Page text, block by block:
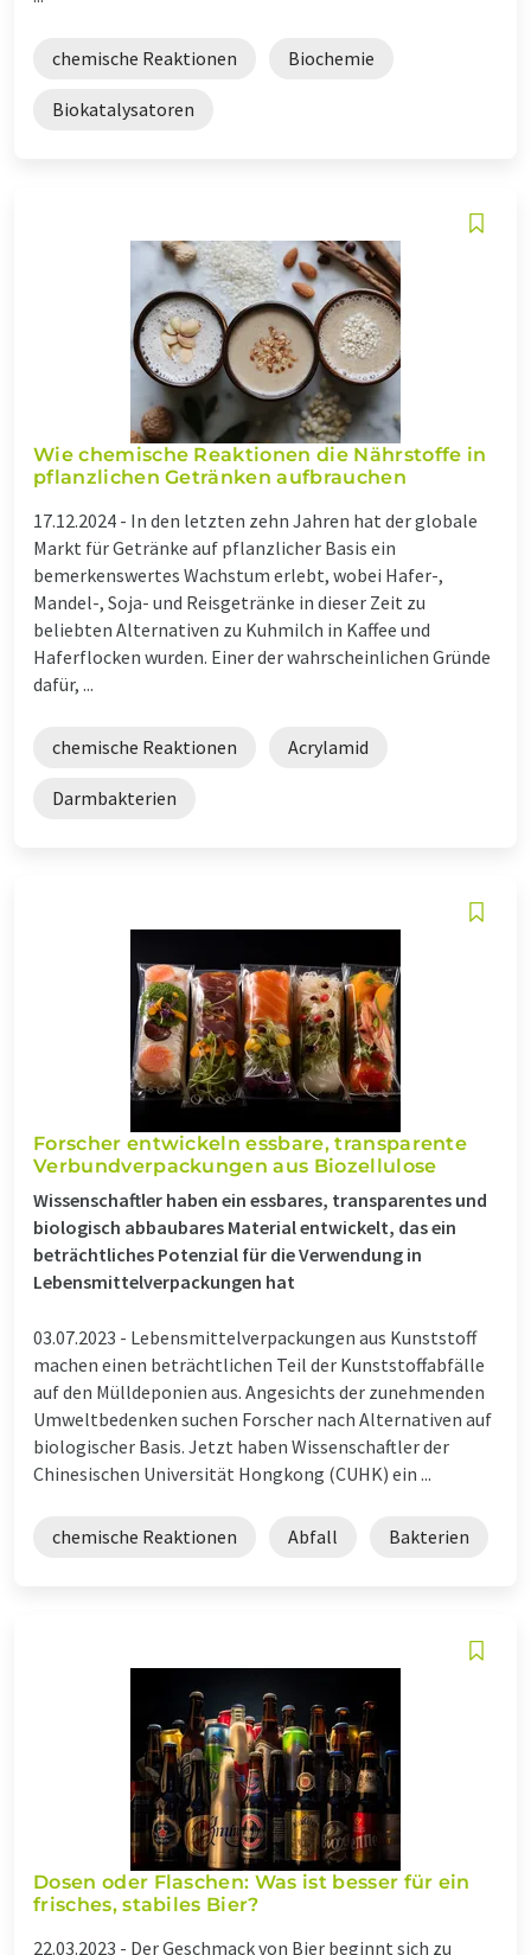
chemische Reaktionen Biochemie
Biokatalysatoren
Wie chemische Reaktionen die Nährstoffe in
pflanzlichen Getränken aufbrauchen
17.12.2024 - In den letzten zehn Jahren hat der globale
Markt für Getränke auf pflanzlicher Basis ein
bemerkenswertes Wachstum erlebt, wobei Hafer-,
Mandel-, Soja- und Reisgetränke in dieser Zeit zu
beliebten Alternativen zu Kuhmilch in Kaffee und
Haferflocken wurden. Einer der wahrscheinlichen Gründe
dafür, ...
chemische Reaktionen Acrylamid
Darmbakterien
Forscher entwickeln essbare, transparente
Verbundverpackungen aus Biozellulose
Wissenschaftler haben ein essbares, transparentes und
biologisch abbaubares Material entwickelt, das ein
beträchtliches Potenzial für die Verwendung in
Lebensmittelverpackungen hat
03.07.2023 - Lebensmittelverpackungen aus Kunststoff
machen einen beträchtlichen Teil der Kunststoffabfälle
auf den Mülldeponien aus. Angesichts der zunehmenden
Umweltbedenken suchen Forscher nach Alternativen auf
biologischer Basis. Jetzt haben Wissenschaftler der
Chinesischen Universität Hongkong (CUHK) ein ...
chemische Reaktionen Abfall Bakterien
Dosen oder Flaschen: Was ist besser für ein
frisches, stabiles Bier?
22.03.2023 - Der Geschmack von Bier beginnt sich zu